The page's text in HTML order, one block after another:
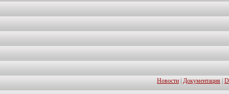
Новости| Документация